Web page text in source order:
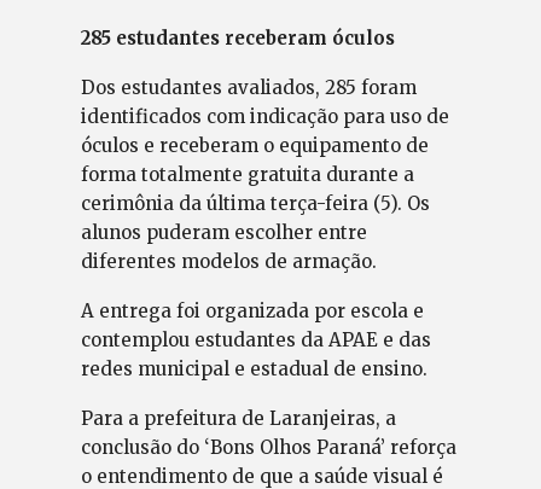
285 estudantes receberam óculos
Dos estudantes avaliados, 285 foram
identificados com indicação para uso de
óculos e receberam o equipamento de
forma totalmente gratuita durante a
cerimônia da última terça-feira (5). Os
alunos puderam escolher entre
diferentes modelos de armação.
A entrega foi organizada por escola e
contemplou estudantes da APAE e das
redes municipal e estadual de ensino.
Para a prefeitura de Laranjeiras, a
conclusão do ‘Bons Olhos Paraná’ reforça
o entendimento de que a saúde visual é